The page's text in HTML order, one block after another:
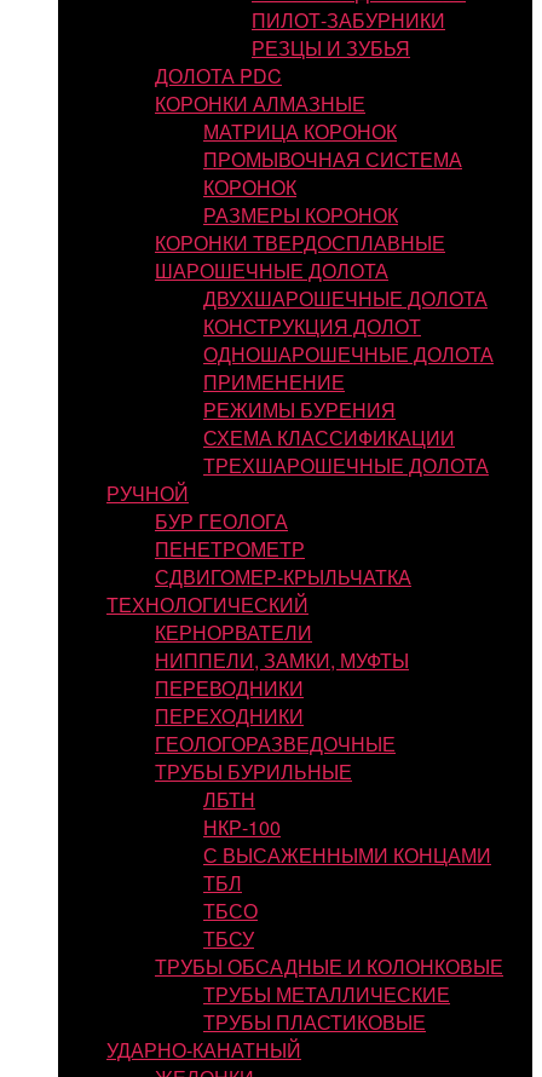
ПИЛОТ-ЗАБУРНИКИ
РЕЗЦЫ И ЗУБЬЯ
ДОЛОТА PDC
КОРОНКИ АЛМАЗНЫЕ
МАТРИЦА КОРОНОК
ПРОМЫВОЧНАЯ СИСТЕМА
КОРОНОК
РАЗМЕРЫ КОРОНОК
КОРОНКИ ТВЕРДОСПЛАВНЫЕ
ШАРОШЕЧНЫЕ ДОЛОТА
ДВУХШАРОШЕЧНЫЕ ДОЛОТА
КОНСТРУКЦИЯ ДОЛОТ
ОДНОШАРОШЕЧНЫЕ ДОЛОТА
ПРИМЕНЕНИЕ
РЕЖИМЫ БУРЕНИЯ
СХЕМА КЛАССИФИКАЦИИ
ТРЕХШАРОШЕЧНЫЕ ДОЛОТА
РУЧНОЙ
БУР ГЕОЛОГА
ПЕНЕТРОМЕТР
СДВИГОМЕР-КРЫЛЬЧАТКА
ТЕХНОЛОГИЧЕСКИЙ
КЕРНОРВАТЕЛИ
НИППЕЛИ, ЗАМКИ, МУФТЫ
ПЕРЕВОДНИКИ
ПЕРЕХОДНИКИ
ГЕОЛОГОРАЗВЕДОЧНЫЕ
ТРУБЫ БУРИЛЬНЫЕ
ЛБТН
НКР-100
С ВЫСАЖЕННЫМИ КОНЦАМИ
ТБЛ
ТБСО
ТБСУ
ТРУБЫ ОБСАДНЫЕ И КОЛОНКОВЫЕ
ТРУБЫ МЕТАЛЛИЧЕСКИЕ
ТРУБЫ ПЛАСТИКОВЫЕ
УДАРНО-КАНАТНЫЙ